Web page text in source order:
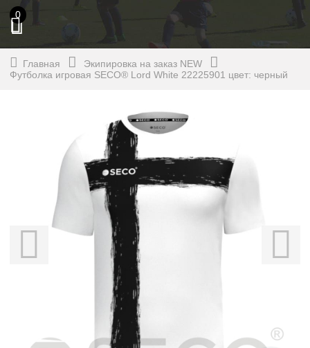
0
Главная
Экипировка на заказ NEW
Футболка игровая SECO® Lord White 22225901 цвет: черный